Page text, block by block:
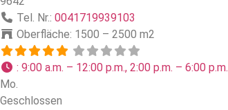
Tel. Nr.: 0041719939103
Oberfläche: 1500 – 2500 m2
: 9:00 a.m. – 12:00 p.m., 2:00 p.m. – 6:00 p.m.
Mo.
Geschlossen